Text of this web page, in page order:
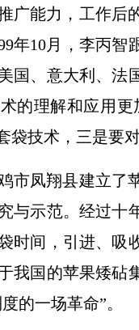
广能力，工作后
年10月，李丙
国、意大利、法
的理解和应用
袋技术，三是要
市凤翔县建立了
与示范。经过十
时间，引进、吸
我国的苹果矮砧
的一场革命”。